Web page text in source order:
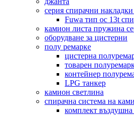
серия спирачни
Fuwa тип ос 13t
камион листа пружина
оборудване за цистерни
полу ремарке
цистерна
товарен
контейнер
LPG танкер
камион светлина
спирачна система на
комплект въздушна